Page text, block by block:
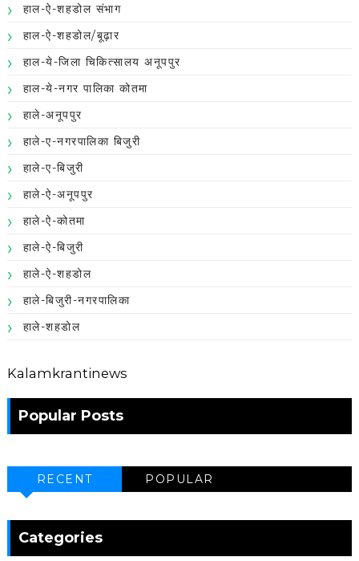
हाल-ऐ-शहडोल संभाग
हाल-ऐ-शहडोल/बूढ़ार
हाल-ये-जिला चिकित्सालय अनूपपुर
हाल-ये-नगर पालिका कोतमा
हाले-अनूपपुर
हाले-ए-नगरपालिका बिजुरी
हाले-ए-बिजुरी
हाले-ऐ-अनूपपुर
हाले-ऐ-कोतमा
हाले-ऐ-बिजुरी
हाले-ऐ-शहडोल
हाले-बिजुरी-नगरपालिका
हाले-शहडोल
Kalamkrantinews
Popular Posts
RECENT POPULAR
Categories